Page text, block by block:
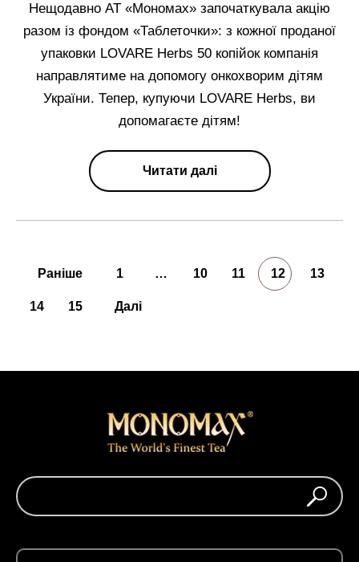
Нещодавно АТ «Мономах» започаткувала акцію
разом із фондом «Таблеточки»: з кожної проданої
упаковки LOVARE Herbs 50 копійок компанія
направлятиме на допомогу онкохворим дітям
України. Тепер, купуючи LOVARE Herbs, ви
допомагаєте дітям!
Читати далі
Раніше 1 … 10 11 12 13
14 15 Далі